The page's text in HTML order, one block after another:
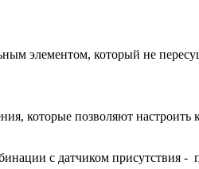
элементом, который не
которые позволяют
с датчиком присутствия